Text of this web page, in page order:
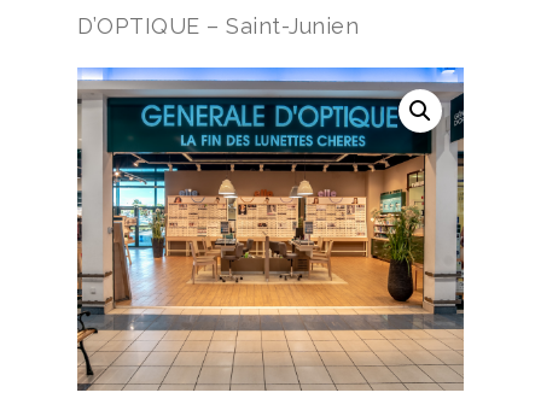
D’OPTIQUE – Saint-Junien